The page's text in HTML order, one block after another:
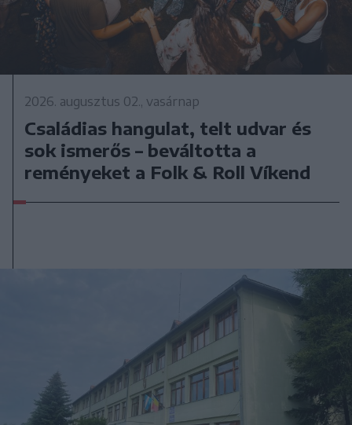
2026. augusztus 02., vasárnap
Családias hangulat, telt udvar és
sok ismerős – beváltotta a
reményeket a Folk & Roll Víkend